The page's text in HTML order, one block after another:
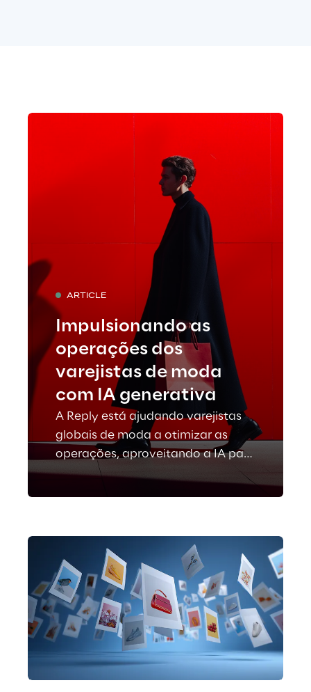
ARTICLE
Impulsionando as
operações dos
varejistas de moda
com IA generativa
A Reply está ajudando varejistas
globais de moda a otimizar as
operações, aproveitando a IA para
aprimorar a previsão de demanda,
eficientes nos mercados globais.